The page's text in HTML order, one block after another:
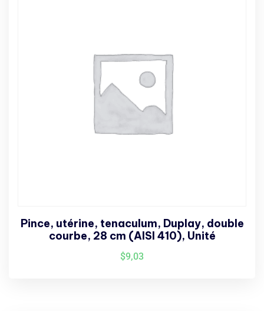
Pince, utérine, tenaculum, Duplay, double
courbe, 28 cm (AISI 410), Unité
$9,03